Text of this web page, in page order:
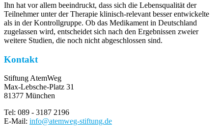
Ihn hat vor allem beeindruckt, dass sich die Lebensqualität der
Teilnehmer unter der Therapie klinisch-relevant besser entwickelte
als in der Kontrollgruppe. Ob das Medikament in Deutschland
zugelassen wird, entscheidet sich nach den Ergebnissen zweier
weitere Studien, die noch nicht abgeschlossen sind.
Kontakt
Stiftung AtemWeg
Max-Lebsche-Platz 31
81377 München
Tel: 089 - 3187 2196
E-Mail: info@atemweg-stiftung.de